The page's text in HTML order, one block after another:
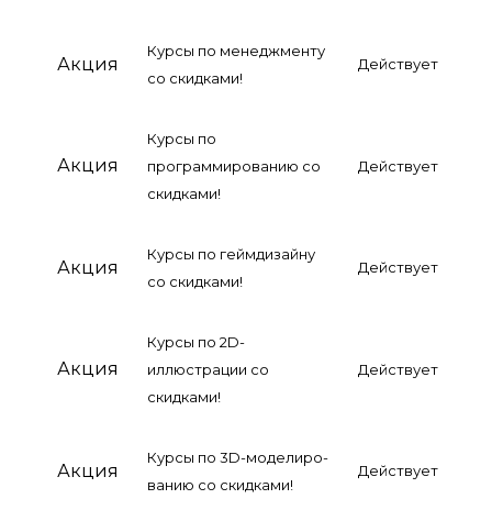
Акция
Курсы по менеджменту
со скидками!
Действует
Акция
Курсы по
программированию со
скидками!
Действует
Акция
Курсы по геймдизайну
со скидками!
Действует
Акция
Курсы по 2D-
иллюстрации со
скидками!
Действует
Акция
Курсы по 3D-моделиро­
ва­нию со скидками!
Действует